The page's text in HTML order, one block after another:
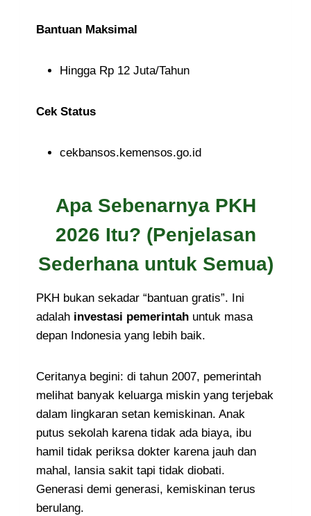
Bantuan Maksimal
Hingga Rp 12 Juta/Tahun
Cek Status
cekbansos.kemensos.go.id
Apa Sebenarnya PKH
2026 Itu? (Penjelasan
Sederhana untuk Semua)
PKH bukan sekadar “bantuan gratis”. Ini
adalah investasi pemerintah untuk masa
depan Indonesia yang lebih baik.
Ceritanya begini: di tahun 2007, pemerintah
melihat banyak keluarga miskin yang terjebak
dalam lingkaran setan kemiskinan. Anak
putus sekolah karena tidak ada biaya, ibu
hamil tidak periksa dokter karena jauh dan
mahal, lansia sakit tapi tidak diobati.
Generasi demi generasi, kemiskinan terus
berulang.